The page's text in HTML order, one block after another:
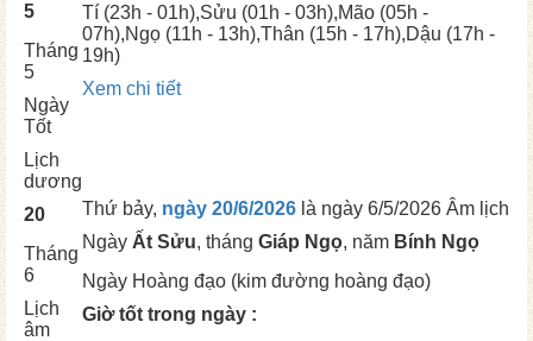
5
Tháng
5
Ngày
Tốt
Tí (23h - 01h),Sửu (01h - 03h),Mão (05h -
07h),Ngọ (11h - 13h),Thân (15h - 17h),Dậu (17h -
19h)
Xem chi tiết
Lịch
dương
20
Tháng
6
Lịch
âm
Thứ bảy, ngày 20/6/2026 là ngày 6/5/2026 Âm lịch
Ngày Ất Sửu, tháng Giáp Ngọ, năm Bính Ngọ
Ngày Hoàng đạo (kim đường hoàng đạo)
Giờ tốt trong ngày :